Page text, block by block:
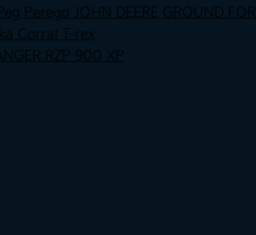
Perego JOHN DEERE GROUND
Corral T-rex
RZP 900 XP